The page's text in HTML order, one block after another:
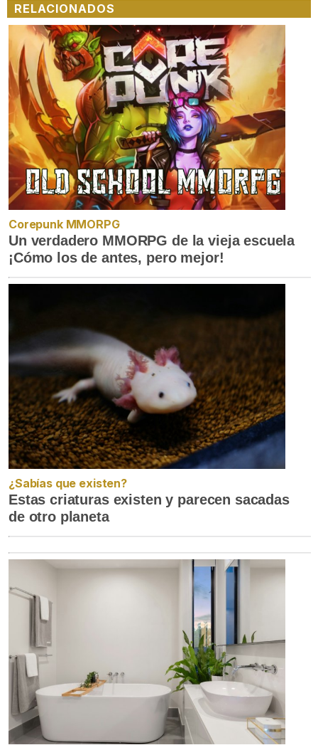
RELACIONADOS
Corepunk MMORPG
Un verdadero MMORPG de la vieja escuela
¡Cómo los de antes, pero mejor!
¿Sabías que existen?
Estas criaturas existen y parecen sacadas
de otro planeta